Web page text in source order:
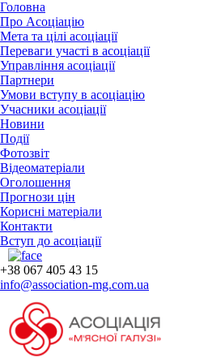
Головна
Про Асоціацію
Мета та цілі асоціації
Переваги участі в асоціації
Управління асоціації
Партнери
Умови вступу в асоціацію
Учасники асоціації
Новини
Події
Фотозвіт
Відеоматеріали
Оголошення
Прогнози цін
Корисні матеріали
Контакти
Вступ до асоціації
+38 067 405 43 15
info@association-mg.com.ua